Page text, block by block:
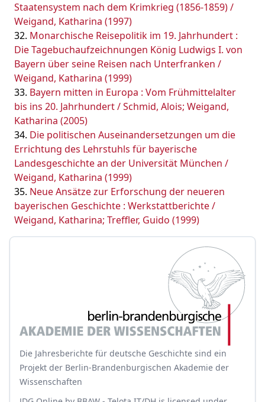
Staatensystem nach dem Krimkrieg (1856-1859) /
Weigand, Katharina (1997)
Monarchische Reisepolitik im 19. Jahrhundert :
Die Tagebuchaufzeichnungen König Ludwigs I. von
Bayern über seine Reisen nach Unterfranken /
Weigand, Katharina (1999)
Bayern mitten in Europa : Vom Frühmittelalter
bis ins 20. Jahrhundert / Schmid, Alois; Weigand,
Katharina (2005)
Die politischen Auseinandersetzungen um die
Errichtung des Lehrstuhls für bayerische
Landesgeschichte an der Universität München /
Weigand, Katharina (1999)
Neue Ansätze zur Erforschung der neueren
bayerischen Geschichte : Werkstattberichte /
Weigand, Katharina; Treffler, Guido (1999)
Die Jahresberichte für deutsche Geschichte sind ein
Projekt der Berlin-Brandenburgischen Akademie der
Wissenschaften